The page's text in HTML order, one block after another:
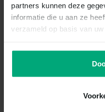
partners kunnen deze
informatie die u aan ze
verzameld op basis van
sale 0%